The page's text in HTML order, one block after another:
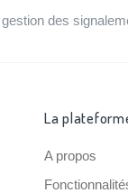
des
La
A propos